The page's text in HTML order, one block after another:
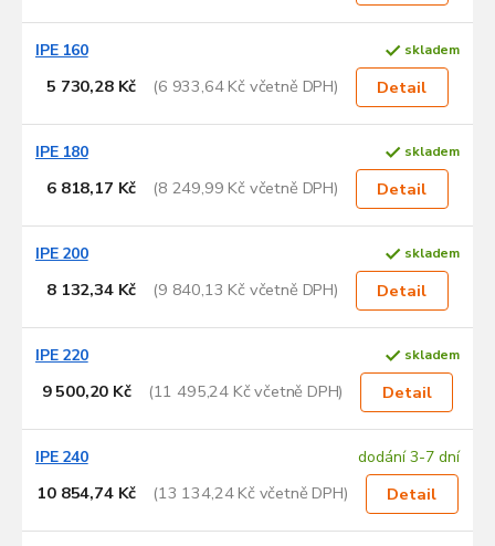
IPE 160 skladem
5 730,28 Kč (6 933,64 Kč včetně DPH) Detail
IPE 180 skladem
6 818,17 Kč (8 249,99 Kč včetně DPH) Detail
IPE 200 skladem
8 132,34 Kč (9 840,13 Kč včetně DPH) Detail
IPE 220 skladem
9 500,20 Kč (11 495,24 Kč včetně DPH) Detail
IPE 240 dodání 3-7 dní
10 854,74 Kč (13 134,24 Kč včetně DPH) Detail